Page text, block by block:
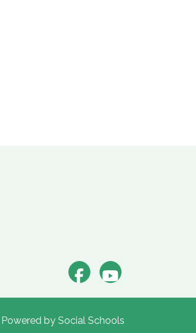
Powered by Social Schools